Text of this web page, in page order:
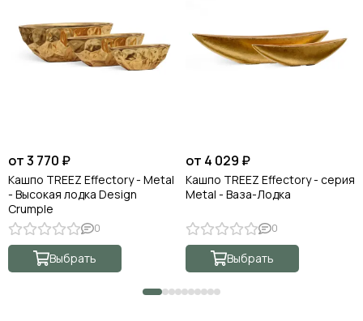
от 3 770 ₽
Кашпо TREEZ Effectory - Metal
- Высокая лодка Design
Crumple
0
Выбрать
от 4 029 ₽
Кашпо TREEZ Effectory - серия
Metal - Ваза-Лодка
0
Выбрать